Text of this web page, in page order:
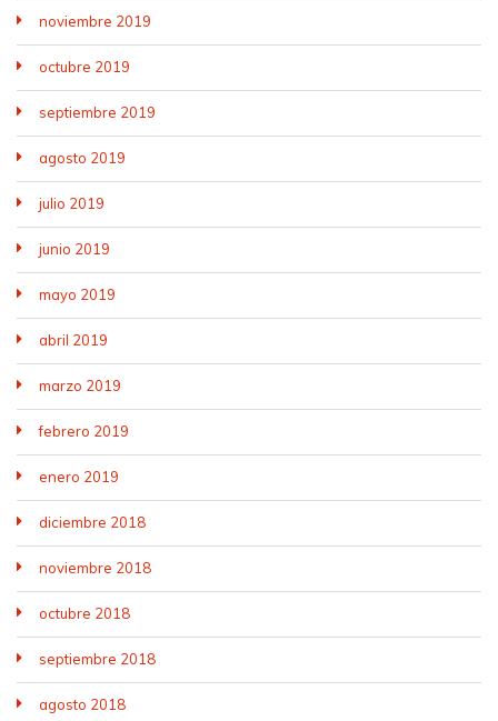
noviembre 2019
octubre 2019
septiembre 2019
agosto 2019
julio 2019
junio 2019
mayo 2019
abril 2019
marzo 2019
febrero 2019
enero 2019
diciembre 2018
noviembre 2018
octubre 2018
septiembre 2018
agosto 2018